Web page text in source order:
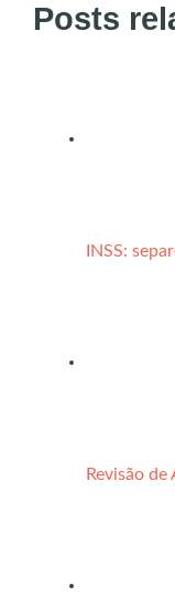
Posts
INSS:
Revisão